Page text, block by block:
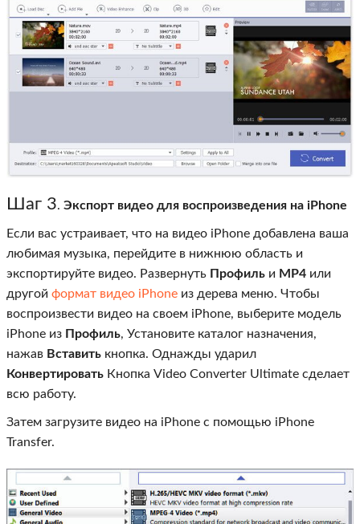
Шаг 3. Экспорт видео для воспроизведения на iPhone
Если вас устраивает, что на видео iPhone добавлена ​​ваша
любимая музыка, перейдите в нижнюю область и
экспортируйте видео. Развернуть Профиль и MP4 или
другой формат видео iPhone из дерева меню. Чтобы
воспроизвести видео на своем iPhone, выберите модель
iPhone из Профиль, Установите каталог назначения,
нажав Вставить кнопка. Однажды ударил
Конвертировать Кнопка Video Converter Ultimate сделает
всю работу.
Затем загрузите видео на iPhone с помощью iPhone
Transfer.